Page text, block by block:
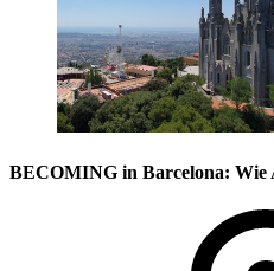
BECOMING in Barcelona: Wie